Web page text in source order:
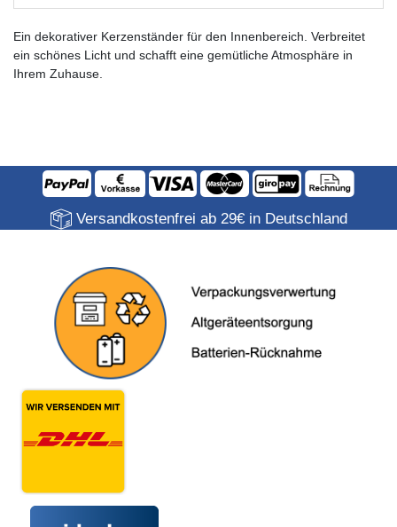
Ein dekorativer Kerzenständer für den Innenbereich. Verbreitet
ein schönes Licht und schafft eine gemütliche Atmosphäre in
Ihrem Zuhause.
Versandkostenfrei ab 29€ in Deutschland